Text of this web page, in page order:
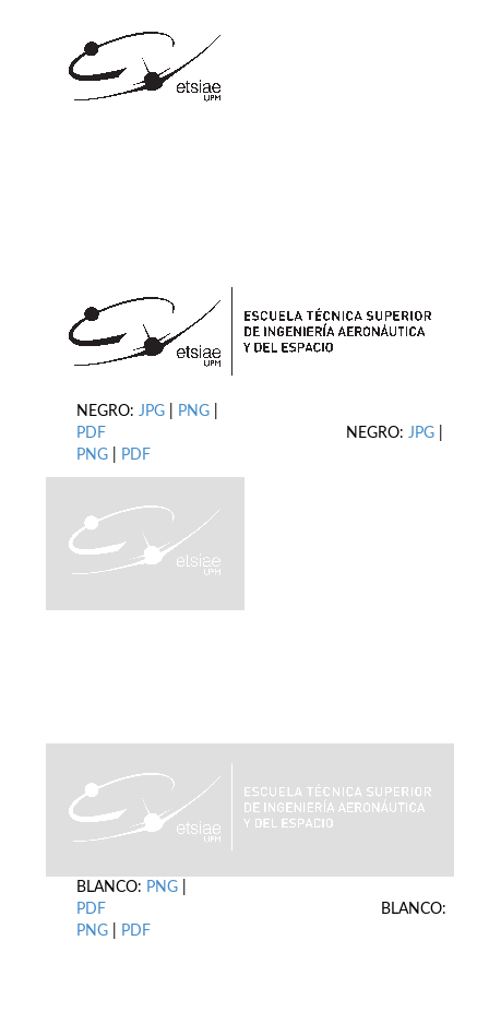
NEGRO: JPG PNG
PDF NEGRO: JPG
PNG
PDF
BLANCO: PNG
PDF BLANCO:
PNG
PDF